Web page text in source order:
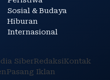
Sosial & Budaya
Hiburan
Internasional
SiberRedaksiKontak
Pasang Iklan